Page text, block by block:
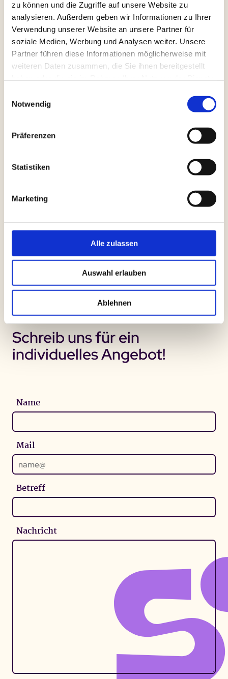
zu können und die Zugriffe auf unsere Website zu
analysieren. Außerdem geben wir Informationen zu Ihrer
Verwendung unserer Website an unsere Partner für
soziale Medien, Werbung und Analysen weiter. Unsere
Partner führen diese Informationen möglicherweise mit
weiteren Daten zusammen, die Sie ihnen bereitgestellt
Notwendig
Präferenzen
Statistiken
Marketing
Alle zulassen
Auswahl erlauben
Ablehnen
Konzentration und
Selbstregulation fördern
Körperorientierte Methoden für
mehr Ruhe und Balance
Förderung von
Körperwahrnehmung,
Embodiment und emotionaler
Kompetenz
Sicherheit schaffen
Gemeinsames Ausprobieren aller
Methoden
Anmeldung für Eltern
Anmeldung für Fachkräfte
Schreib uns für ein
individuelles Angebot!
Name
Mail
Betreff
Nachricht